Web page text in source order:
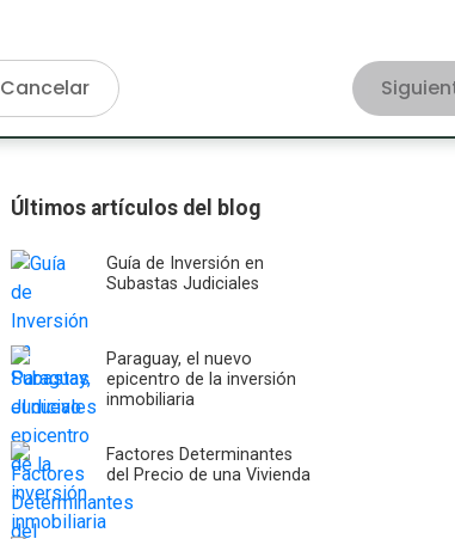
Cancelar
Últimos artículos del blog
Guía de Inversión en
Subastas Judiciales
Paraguay, el nuevo
epicentro de la inversión
inmobiliaria
Factores Determinantes
del Precio de una Vivienda